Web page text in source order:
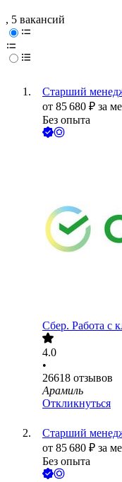
, 5 вакансий
Старший
от 85 680 ₽ за
Без опыта
Сбер. Работа с
4.0
•
26618 отзывов
Арамиль
Откликнуться
Старший
от 85 680 ₽ за
Без опыта